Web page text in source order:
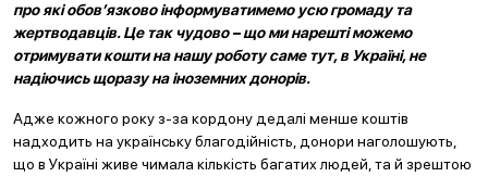
про які обов’язково інформуватимемо усю громаду та
жертводавців. Це так чудово – що ми нарешті можемо
отримувати кошти на нашу роботу саме тут, в Україні, не
надіючись щоразу на іноземних донорів.
Адже кожного року з-за кордону дедалі менше коштів
надходить на українську благодійність, донори наголошують,
що в Україні живе чимала кількість багатих людей, та й зрештою